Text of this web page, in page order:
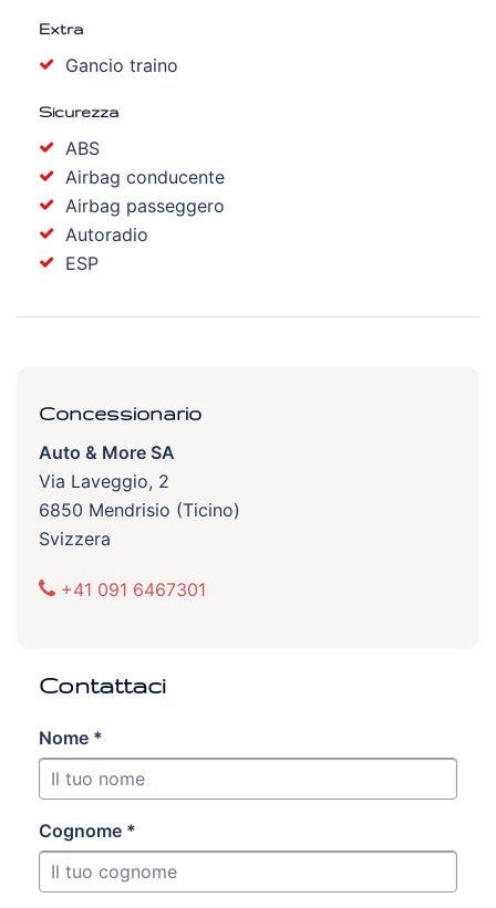
Extra
Gancio traino
Sicurezza
ABS
Airbag conducente
Airbag passeggero
Autoradio
ESP
Concessionario
Auto & More SA
Via Laveggio, 2
6850 Mendrisio (Ticino)
Svizzera
+41 091 6467301
Contattaci
Nome *
Cognome *